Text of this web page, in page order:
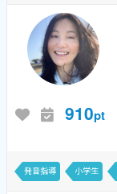
910pt
発音指導 小学生